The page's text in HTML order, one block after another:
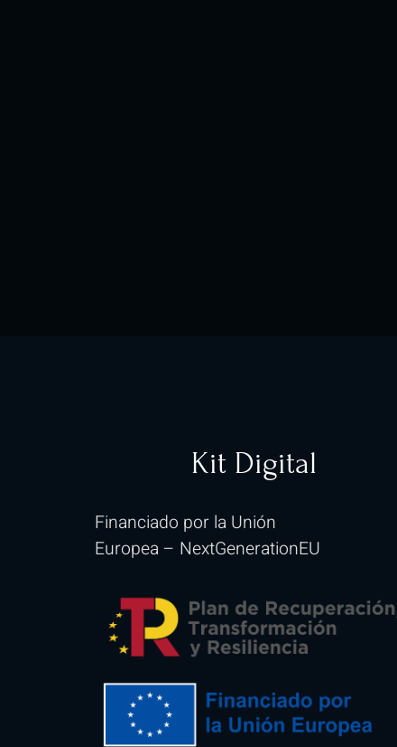
Kit Digital
Financiado por la Unión
Europea – NextGenerationEU